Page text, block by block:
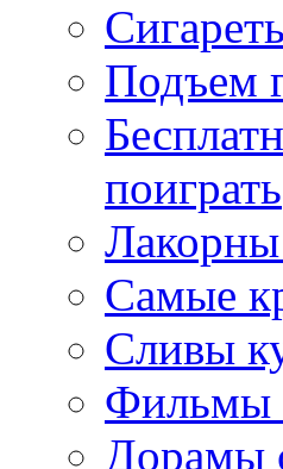
Подъем
поиграть
Самые
Сливы
Фильмы
Дорамы